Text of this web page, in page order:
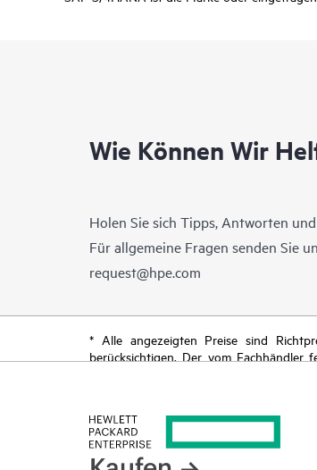
Wie Können Wir
Holen Sie sich Tipps, Antworten
Für allgemeine Fragen senden Sie
request@hpe.com
* Alle angezeigten Preise sind
berücksichtigen. Der vom Fachhändler
von Produkten, eingeschränkter